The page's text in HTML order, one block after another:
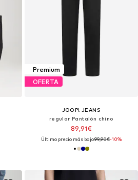
Premium
OFERTA
JOOP! JEANS
regular Pantalón chino
89,91€
Último precio más bajo:99,90€-10%